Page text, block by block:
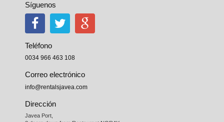
Síguenos
Teléfono
0034 966 463 108
Correo electrónico
info@rentalsjavea.com
Dirección
Javea Port,